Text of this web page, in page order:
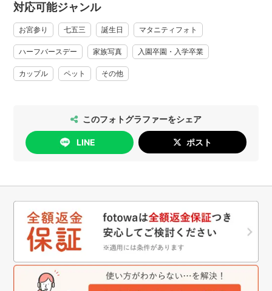
きます。
目つぶりや、ピンボケなどミスショット以外は同じような写
真でも
微妙な表情の違いなど好みがありますのですべて納品させて
いただきます。
【LINEスタンプ】
撮影した写真の中からLINEスタンプを作成できます。
パソコンで編集するのでとてもキレイにできます。
おまかせも可能です。
（おはよう、おやすみ、おつかれさまなど日常で使えるパタ
ーン）
☆8個スタンプ1500円
こちらのお支払いは当日でも完成後振込どちらでもかまい
ません。
納品は申請がございますので約10日から2週間かかります。
対応可能ジャンル
お宮参り 七五三 誕生日 マタニティフォト
ハーフバースデー 家族写真 入園卒園・入学卒業
カップル ペット その他
このフォトグラファーをシェア
LINE ポスト